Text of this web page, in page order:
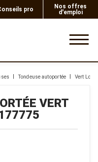
pro
Nos offres
d'emploi
Tondeuse autoportée Vert
VERT